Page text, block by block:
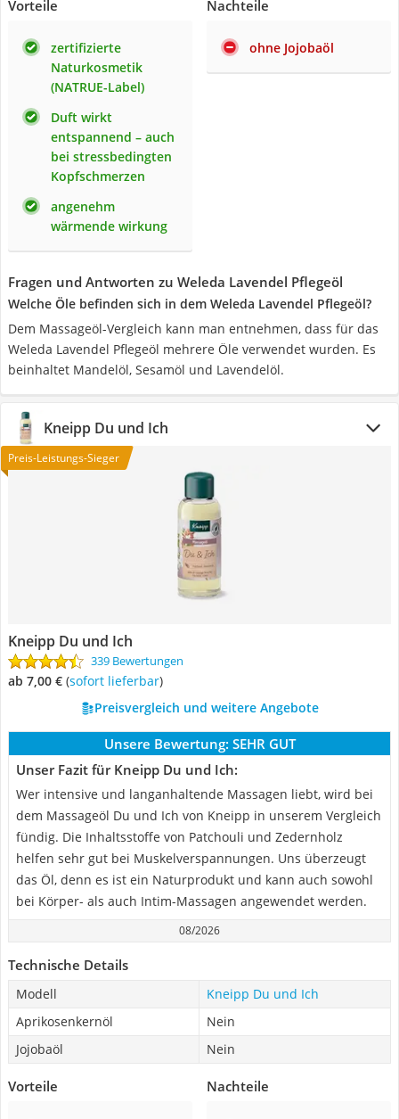
Vorteile
zertifizierte
Naturkosmetik
(NATRUE-Label)
Duft wirkt
entspannend – auch
bei stressbedingten
Kopfschmerzen
angenehm
wärmende wirkung
Nachteile
ohne Jojobaöl
Fragen und Antworten zu Weleda Lavendel Pflegeöl
Welche Öle befinden sich in dem Weleda Lavendel Pflegeöl?
Dem Massageöl-Vergleich kann man entnehmen, dass für das
Weleda Lavendel Pflegeöl mehrere Öle verwendet wurden. Es
beinhaltet Mandelöl, Sesamöl und Lavendelöl.
Kneipp Du und Ich
Preis-Leistungs-Sieger
Kneipp Du und Ich
339 Bewertungen
ab 7,00 € ( Sofort lieferbar)
Preisvergleich und weitere Angebote
Unsere Bewertung: SEHR GUT
Unser Fazit für Kneipp Du und Ich:
Wer intensive und langanhaltende Massagen liebt, wird bei
dem Massageöl Du und Ich von Kneipp in unserem Vergleich
fündig. Die Inhaltsstoffe von Patchouli und Zedernholz
helfen sehr gut bei Muskelverspannungen. Uns überzeugt
das Öl, denn es ist ein Naturprodukt und kann auch sowohl
bei Körper- als auch Intim-Massagen angewendet werden.
08/2026
Technische Details
Modell
Kneipp Du und Ich
Aprikosenkernöl
Nein
Jojobaöl
Nein
Vorteile Nachteile